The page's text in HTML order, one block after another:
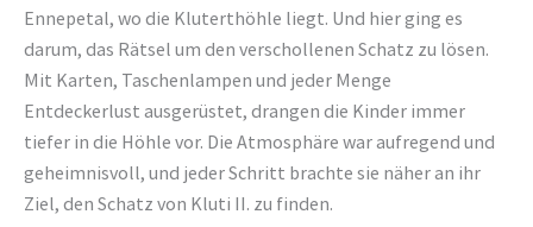
Ennepetal, wo die Kluterthöhle liegt. Und hier ging es
darum, das Rätsel um den verschollenen Schatz zu lösen.
Mit Karten, Taschenlampen und jeder Menge
Entdeckerlust ausgerüstet, drangen die Kinder immer
tiefer in die Höhle vor. Die Atmosphäre war aufregend und
geheimnisvoll, und jeder Schritt brachte sie näher an ihr
Ziel, den Schatz von Kluti II. zu finden.